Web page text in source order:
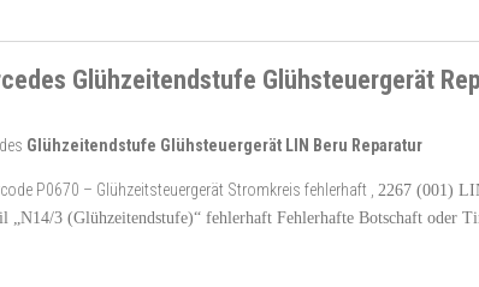
Glühzeitendstufe Glühsteuergerät
Glühzeitendstufe Glühsteuergerät LIN Beru Reparatur
P0670 – Glühzeitsteuergerät Stromkreis fehlerhaft , 2267 (001)
„N14/3 (Glühzeitendstufe)“ fehlerhaft Fehlerhafte Botschaft oder